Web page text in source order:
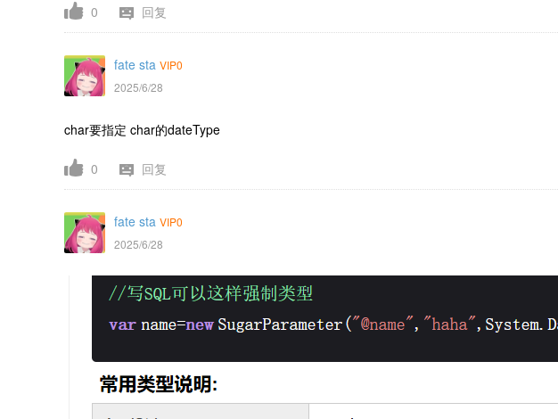
0 回复
fate sta VIP0
2025/6/28
char要指定 char的dateType
0 回复
fate sta VIP0
2025/6/28